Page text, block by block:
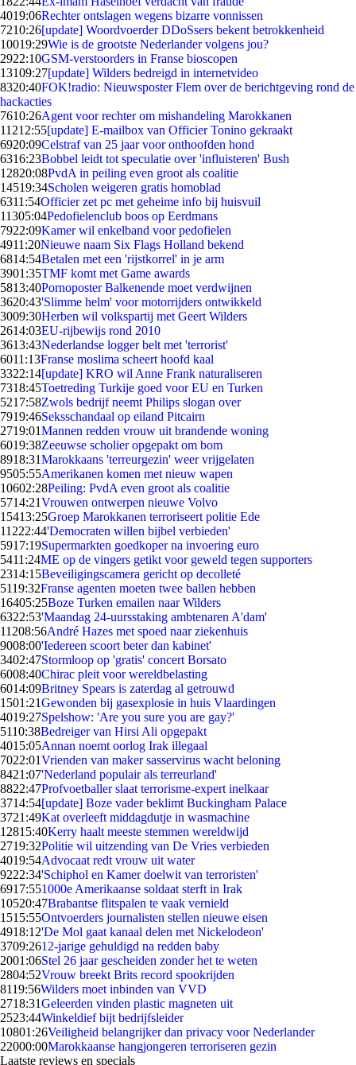
4019:06Rechter ontslagen wegens bizarre vonnissen
7210:26[update] Woordvoerder DDoSsers bekent betrokkenheid
10019:29Wie is de grootste Nederlander volgens jou?
2922:10GSM-verstoorders in Franse bioscopen
13109:27[update] Wilders bedreigd in internetvideo
8320:40FOK!radio: Nieuwsposter Flem over de berichtgeving rond de
hackacties
7610:26Agent voor rechter om mishandeling Marokkanen
11212:55[update] E-mailbox van Officier Tonino gekraakt
6920:09Celstraf van 25 jaar voor onthoofden hond
6316:23Bobbel leidt tot speculatie over 'influisteren' Bush
12820:08PvdA in peiling even groot als coalitie
14519:34Scholen weigeren gratis homoblad
6311:54Officier zet pc met geheime info bij huisvuil
11305:04Pedofielenclub boos op Eerdmans
7922:09Kamer wil enkelband voor pedofielen
4911:20Nieuwe naam Six Flags Holland bekend
6814:54Betalen met een 'rijstkorrel' in je arm
3901:35TMF komt met Game awards
5813:40Pornoposter Balkenende moet verdwijnen
3620:43'Slimme helm' voor motorrijders ontwikkeld
3009:30Herben wil volkspartij met Geert Wilders
2614:03EU-rijbewijs rond 2010
3613:43Nederlandse logger belt met 'terrorist'
6011:13Franse moslima scheert hoofd kaal
3322:14[update] KRO wil Anne Frank naturaliseren
7318:45Toetreding Turkije goed voor EU en Turken
5217:58Zwols bedrijf neemt Philips slogan over
7919:46Seksschandaal op eiland Pitcairn
2719:01Mannen redden vrouw uit brandende woning
6019:38Zeeuwse scholier opgepakt om bom
8918:31Marokkaans 'terreurgezin' weer vrijgelaten
9505:55Amerikanen komen met nieuw wapen
10602:28Peiling: PvdA even groot als coalitie
5714:21Vrouwen ontwerpen nieuwe Volvo
15413:25Groep Marokkanen terroriseert politie Ede
11222:44'Democraten willen bijbel verbieden'
5917:19Supermarkten goedkoper na invoering euro
5411:24ME op de vingers getikt voor geweld tegen supporters
2314:15Beveiligingscamera gericht op decolleté
5119:32Franse agenten moeten twee ballen hebben
16405:25Boze Turken emailen naar Wilders
6322:53'Maandag 24-uursstaking ambtenaren A'dam'
11208:56André Hazes met spoed naar ziekenhuis
9008:00'Iedereen scoort beter dan kabinet'
3402:47Stormloop op 'gratis' concert Borsato
6008:40Chirac pleit voor wereldbelasting
6014:09Britney Spears is zaterdag al getrouwd
1501:21Gewonden bij gasexplosie in huis Vlaardingen
4019:27Spelshow: 'Are you sure you are gay?'
5110:38Bedreiger van Hirsi Ali opgepakt
4015:05Annan noemt oorlog Irak illegaal
7022:01Vrienden van maker sasservirus wacht beloning
8421:07'Nederland populair als terreurland'
8822:47Profvoetballer slaat terrorisme-expert inelkaar
3714:54[update] Boze vader beklimt Buckingham Palace
3721:49Kat overleeft middagdutje in wasmachine
12815:40Kerry haalt meeste stemmen wereldwijd
2719:32Politie wil uitzending van De Vries verbieden
4019:54Advocaat redt vrouw uit water
9222:34'Schiphol en Kamer doelwit van terroristen'
6917:551000e Amerikaanse soldaat sterft in Irak
10520:47Brabantse flitspalen te vaak vernield
1515:55Ontvoerders journalisten stellen nieuwe eisen
4918:12'De Mol gaat kanaal delen met Nickelodeon'
3709:2612-jarige gehuldigd na redden baby
2001:06Stel 26 jaar gescheiden zonder het te weten
2804:52Vrouw breekt Brits record spookrijden
8119:56Wilders moet inbinden van VVD
2718:31Geleerden vinden plastic magneten uit
2523:44Winkeldief bijt bedrijfsleider
10801:26Veiligheid belangrijker dan privacy voor Nederlander
22000:00Marokkaanse hangjongeren terroriseren gezin
Laatste reviews en specials